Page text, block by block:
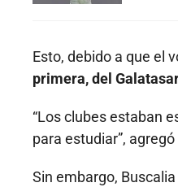
Esto, debido a que el
primera, del
“Los clubes estaban
para estudiar”,
Sin embargo,